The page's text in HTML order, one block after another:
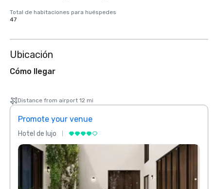
Total de habitaciones para huéspedes
47
Ubicación
Cómo llegar
Distance from airport 12 mi
Promote your venue
Hotel de lujo